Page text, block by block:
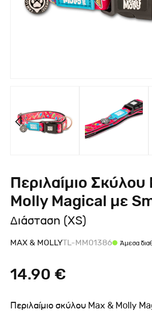
Περιλαίμιο Σκύλου
Molly Magical με
Διάσταση (XS)
MAX & MOLLYTL-MM01386 Άμεσα
14.90 €
Περιλαίμιο σκύλου Max & Molly